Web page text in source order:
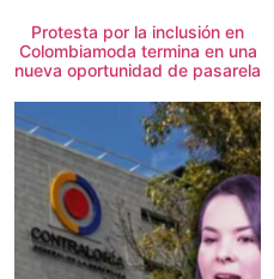
Protesta por la inclusión en
Colombiamoda termina en una
nueva oportunidad de pasarela